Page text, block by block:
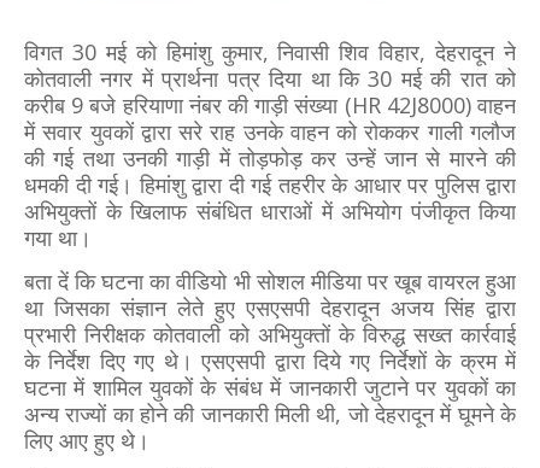
विगत 30 मई को हिमांशु कुमार, निवासी शिव विहार, देहरादून ने
कोतवाली नगर में प्रार्थना पत्र दिया था कि 30 मई की रात को
करीब 9 बजे हरियाणा नंबर की गाड़ी संख्या (HR 42J8000) वाहन
में सवार युवकों द्वारा सरे राह उनके वाहन को रोककर गाली गलौज
की गई तथा उनकी गाड़ी में तोड़फोड़ कर उन्हें जान से मारने की
धमकी दी गई। हिमांशु द्वारा दी गई तहरीर के आधार पर पुलिस द्वारा
अभियुक्तों के खिलाफ संबंधित धाराओं में अभियोग पंजीकृत किया
गया था।
बता दें कि घटना का वीडियो भी सोशल मीडिया पर खूब वायरल हुआ
था जिसका संज्ञान लेते हुए एसएसपी देहरादून अजय सिंह द्वारा
प्रभारी निरीक्षक कोतवाली को अभियुक्तों के विरुद्ध सख्त कार्रवाई
के निर्देश दिए गए थे। एसएसपी द्वारा दिये गए निर्देशों के क्रम में
घटना में शामिल युवकों के संबंध में जानकारी जुटाने पर युवकों का
अन्य राज्यों का होने की जानकारी मिली थी, जो देहरादून में घूमने के
लिए आए हुए थे।